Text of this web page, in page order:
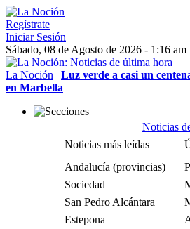
Regístrate
Iniciar Sesión
Sábado, 08 de Agosto de 2026 - 1:16 am
La Noción | Luz verde a casi un
en Marbella
Noticias
Noticias más leídas
Andalucía (provincias)
Sociedad
San Pedro Alcántara
Estepona